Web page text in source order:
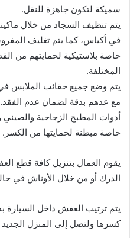
سميكة لتكون جاهزة للنقل.
يتم تنظيف السجاد من خلال
في أكياس، كما يتم تغليف
خاصة بلاستيكية لحمايتهم من
المختلفة.
يتم وضع جميع حقائب الملابس
مع عدهم بدقة لضمان عدم الفقد.
أدوات المطبخ الزجاجية والصيني
خاصة مبطنة لحمايتها من الكسر.
يقوم العمال بتنزيل كافة قطع
الدرك أو من خلال الأوناش في
يتم ترتيب العفش داخل السيارة
كسرها ولتصل إلى المنزل الجديد